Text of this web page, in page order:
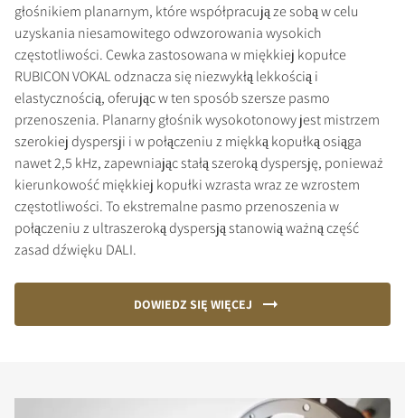
głośnikiem planarnym, które współpracują ze sobą w celu
uzyskania niesamowitego odwzorowania wysokich
częstotliwości. Cewka zastosowana w miękkiej kopułce
RUBICON VOKAL odznacza się niezwykłą lekkością i
elastycznością, oferując w ten sposób szersze pasmo
przenoszenia. Planarny głośnik wysokotonowy jest mistrzem
szerokiej dyspersji i w połączeniu z miękką kopułką osiąga
nawet 2,5 kHz, zapewniając stałą szeroką dyspersję, ponieważ
kierunkowość miękkiej kopułki wzrasta wraz ze wzrostem
częstotliwości. To ekstremalne pasmo przenoszenia w
połączeniu z ultraszeroką dyspersją stanowią ważną część
zasad dźwięku DALI.
DOWIEDZ SIĘ WIĘCEJ